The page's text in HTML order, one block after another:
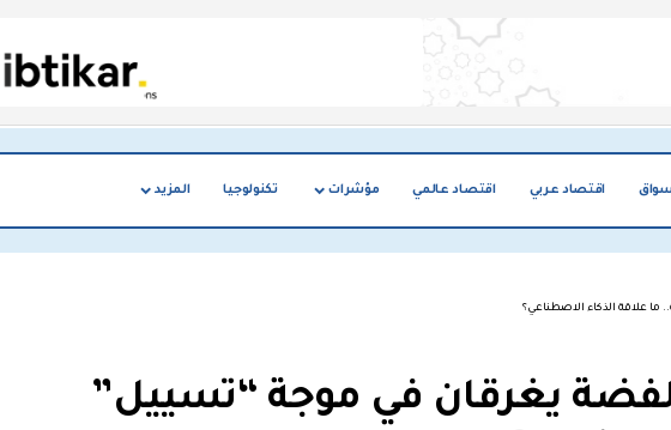
اقتصاد عربي اقتصاد عالمي مؤشرات تكنولوجيا المزيد
علاقة الذكاء الاصطناعي؟
يغرقان في موجة “تسييل”